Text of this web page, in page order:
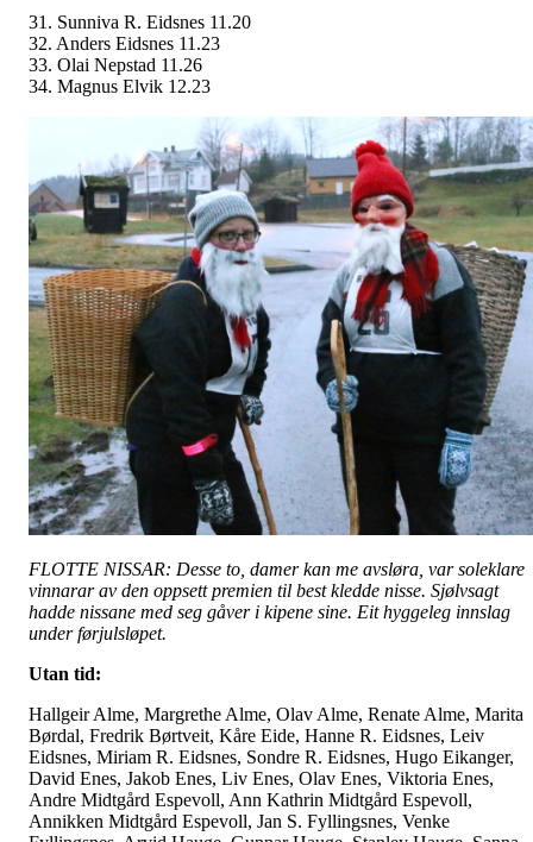
31. Sunniva R. Eidsnes 11.20
32. Anders Eidsnes 11.23
33. Olai Nepstad 11.26
34. Magnus Elvik 12.23
FLOTTE NISSAR: Desse to, damer kan me avsløra, var soleklare
vinnarar av den oppsett premien til best kledde nisse. Sjølvsagt
hadde nissane med seg gåver i kipene sine. Eit hyggeleg innslag
under førjulsløpet.
Utan tid:
Hallgeir Alme, Margrethe Alme, Olav Alme, Renate Alme, Marita
Børdal, Fredrik Børtveit, Kåre Eide, Hanne R. Eidsnes, Leiv
Eidsnes, Miriam R. Eidsnes, Sondre R. Eidsnes, Hugo Eikanger,
David Enes, Jakob Enes, Liv Enes, Olav Enes, Viktoria Enes,
Andre Midtgård Espevoll, Ann Kathrin Midtgård Espevoll,
Annikken Midtgård Espevoll, Jan S. Fyllingsnes, Venke